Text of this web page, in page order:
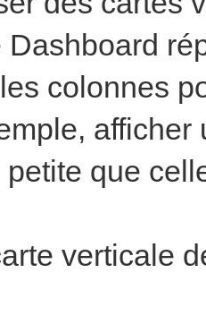
Dashboard
colonnes
que
verticale